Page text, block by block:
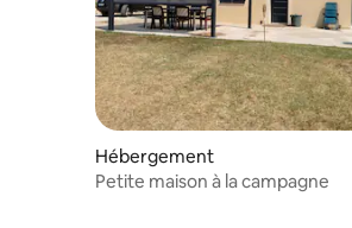
Hébergement
Petite maison à la campagne